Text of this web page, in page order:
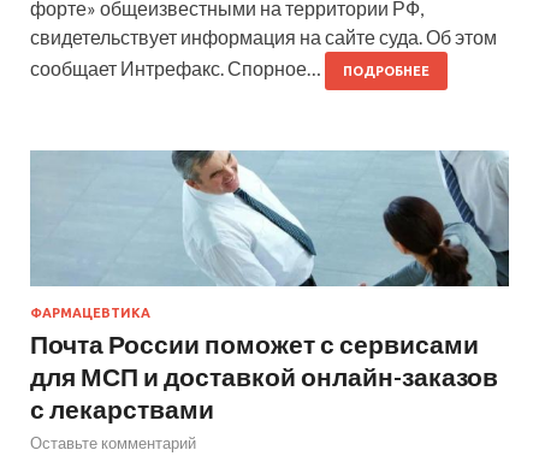
форте» общеизвестными на территории РФ,
свидетельствует информация на сайте суда. Об этом
сообщает Интрефакс. Спорное…
ПОДРОБНЕЕ
ФАРМАЦЕВТИКА
Почта России поможет с сервисами
для МСП и доставкой онлайн-заказов
с лекарствами
Оставьте комментарий